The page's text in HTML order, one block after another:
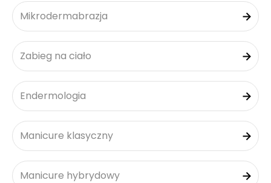
Mikrodermabrazja
Zabieg na ciało
Endermologia
Manicure klasyczny
Manicure hybrydowy